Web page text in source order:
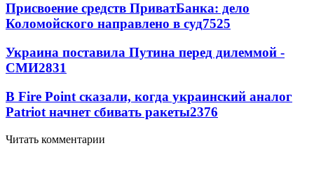
Присвоение средств ПриватБанка: дело
Коломойского направлено в суд7525
Украина поставила Путина перед дилеммой -
СМИ2831
В Fire Point сказали, когда украинский аналог
Patriot начнет сбивать ракеты2376
Читать комментарии